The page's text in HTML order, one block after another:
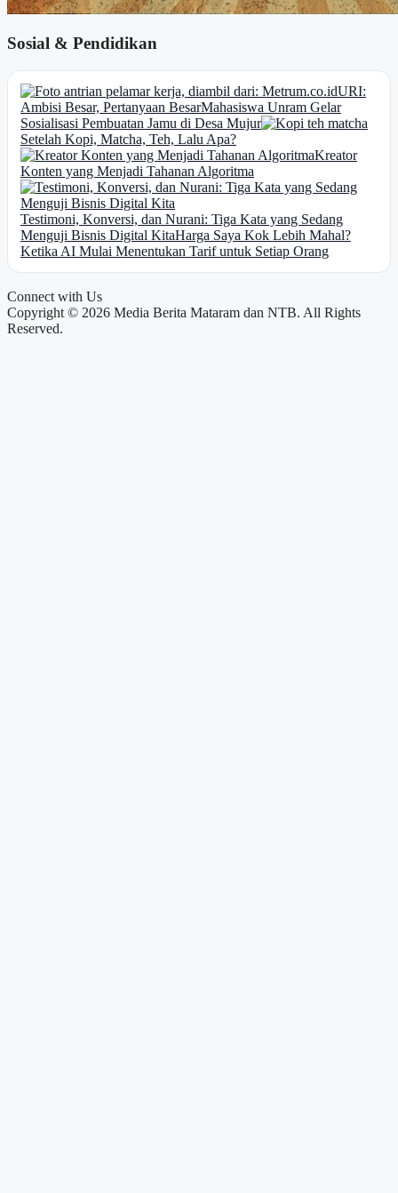
Sosial & Pendidikan
URI:
Ambisi Besar, Pertanyaan BesarMahasiswa Unram Gelar
Sosialisasi Pembuatan Jamu di Desa Mujur
Setelah Kopi, Matcha, Teh, Lalu Apa?
Kreator
Konten yang Menjadi Tahanan Algoritma
Testimoni, Konversi, dan Nurani: Tiga Kata yang Sedang
Menguji Bisnis Digital KitaHarga Saya Kok Lebih Mahal?
Ketika AI Mulai Menentukan Tarif untuk Setiap Orang
Connect with Us
Copyright © 2026 Media Berita Mataram dan NTB. All Rights
Reserved.